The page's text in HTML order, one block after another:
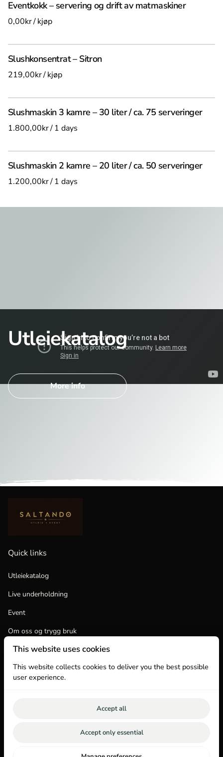
Eventkokk – servering og drift av matmaskiner
/
Slushkonsentrat – Sitron
/
Slushmaskin 3 kamre – 30 liter / ca. 75 serveringer
/
Slushmaskin 2 kamre – 20 liter / ca. 50 serveringer
/
Utleiekatalog
More info
Quick links
Utleiekatalog
Live underholdning
Event
Om oss og trygg bruk
logg inn
Powered by Booqable
This website uses cookies
This website collects cookies to deliver you the best possible
user experience.
Accept all
Accept only essential